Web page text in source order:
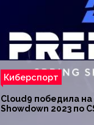
Киберспорт
Cloud9 победила
Showdown 2023 по